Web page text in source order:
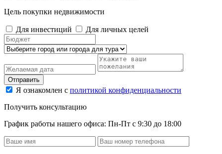
Цель покупки недвижимости
Для инвестиций Для личных целей
Отправить
Я ознакомлен с политикой конфиденциальности
Получить консультацию
График работы нашего офиса: Пн-Пт с 9:30 до 18:00